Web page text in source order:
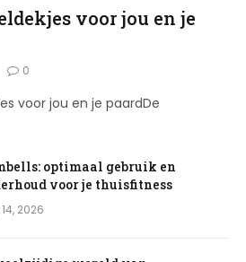
voor jou en je
0
voor jou en je paardDe
optimaal gebruik en
voor je thuisfitness
2026